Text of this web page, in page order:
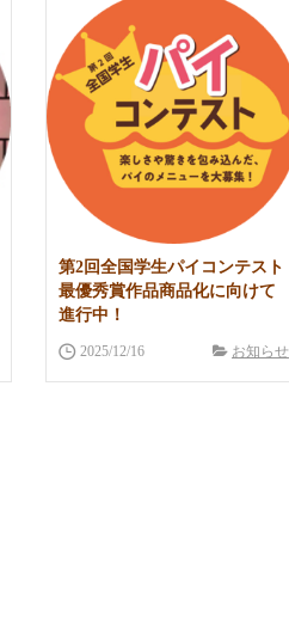
第2回全国学生パイコンテスト
最優秀賞作品商品化に向けて
進行中！
2025/12/16 お知らせ